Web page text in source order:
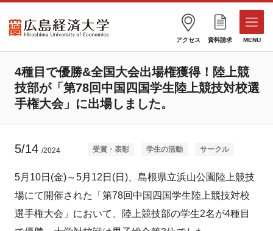
アクセス 資料請求 MENU
4種目で優勝&全国大会出場権獲得！陸上競
技部が「第78回中国四国学生陸上競技対校選
手権大会」に出場しました。
5/14 /2024 受賞・表彰 学生の活動 サークル
5月10日(金)～5月12日(日)、島根県立浜山公園陸上競技
場にて開催された「第78回中国四国学生陸上競技対校
選手権大会」において、陸上競技部の学生2名が4種目